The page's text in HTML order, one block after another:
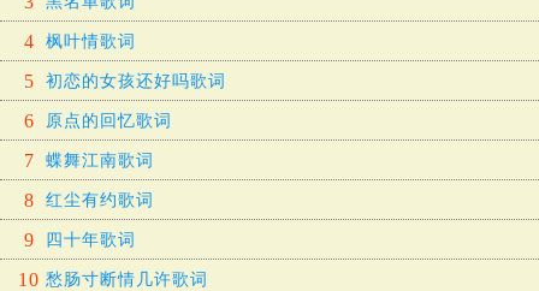
4 枫叶情歌词
5 初恋的女孩还好吗歌词
6 原点的回忆歌词
7 蝶舞江南歌词
8 红尘有约歌词
9 四十年歌词
10 愁肠寸断情几许歌词